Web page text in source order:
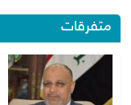
متفرقات